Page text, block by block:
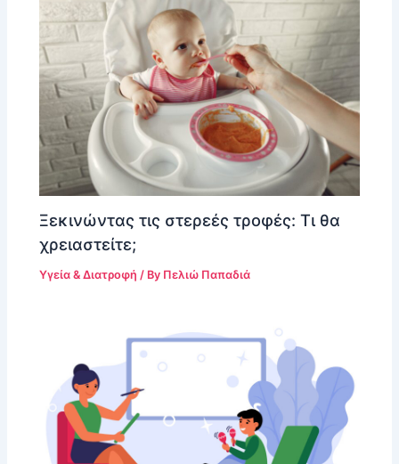
Ξεκινώντας τις στερεές τροφές: Τι θα
χρειαστείτε;
Υγεία & Διατροφή / By Πελιώ Παπαδιά